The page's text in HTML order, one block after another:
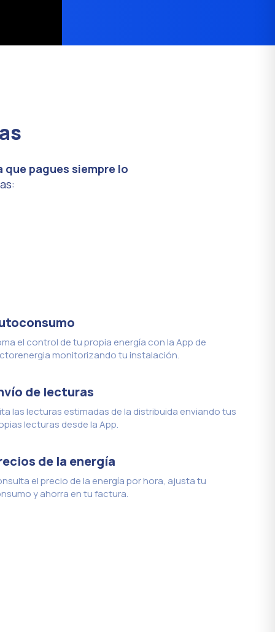
que pagues siempre lo
el control de tu propia energía con la App de
monitorizando tu instalación.
de lecturas
las lecturas estimadas de la distribuida enviando tus
lecturas desde la App.
de la energía
el precio de la energía por hora, ajusta tu
y ahorra en tu factura.